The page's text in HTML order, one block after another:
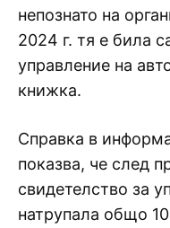
непознато на
2024 г. тя е била
управление на
книжка.
Справка в
показва, че след
свидетелство за
натрупала общо